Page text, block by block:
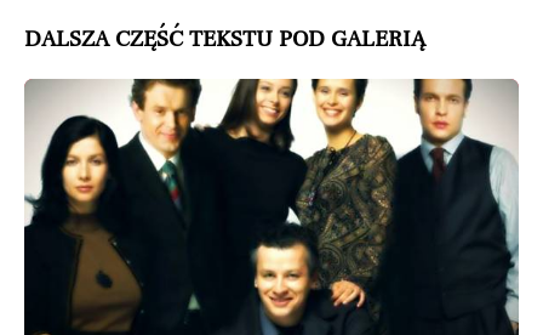
DALSZA CZĘŚĆ TEKSTU POD GALERIĄ